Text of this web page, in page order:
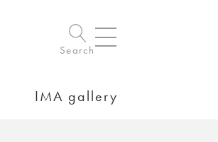
Search
IMA gallery